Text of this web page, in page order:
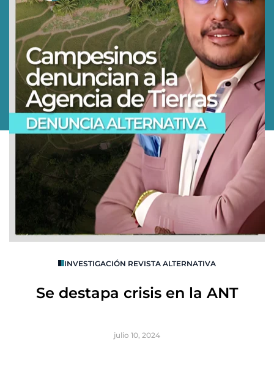
INVESTIGACIÓN REVISTA ALTERNATIVA
Se destapa crisis en la ANT
julio 10, 2024